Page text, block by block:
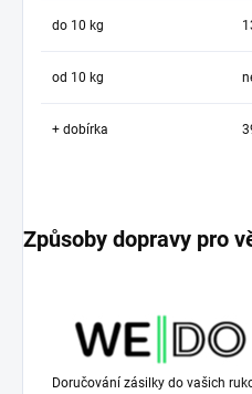
do 10 kg
od 10 kg
+ dobírka
Způsoby dopravy pro
Doručování zásilky do vašich